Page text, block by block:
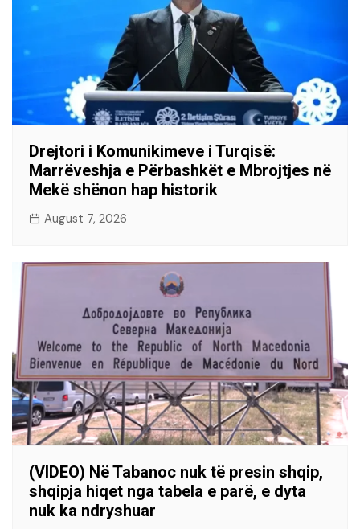
Drejtori i Komunikimeve i Turqisë:
Marrëveshja e Përbashkët e Mbrojtjes në
Mekë shënon hap historik
August 7, 2026
(VIDEO) Në Tabanoc nuk të presin shqip,
shqipja hiqet nga tabela e parë, e dyta
nuk ka ndryshuar